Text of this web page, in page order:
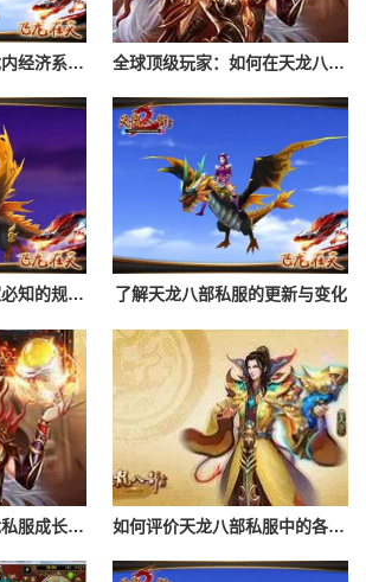
私服天龙八部：游戏内经济系统解析 全球顶级玩家：如何在天龙八部私服中独步江湖
私服天龙八部，玩家必知的规则与技巧 了解天龙八部私服的更新与变化
从新手到高手，天龙私服成长之路 如何评价天龙八部私服中的各种职业？